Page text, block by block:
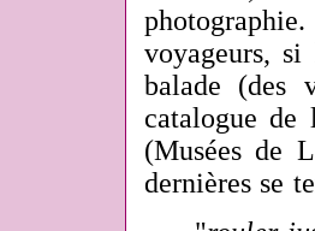
voyageurs,
balade (des
catalogue de
(Musées de
dernières se